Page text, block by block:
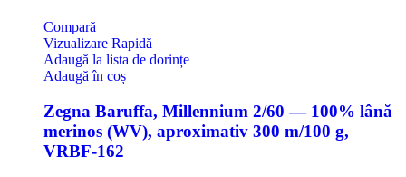
Compară
Vizualizare Rapidă
Adaugă la lista de dorințe
Adaugă în coș
Zegna Baruffa, Millennium 2/60 — 100% lână
merinos (WV), aproximativ 300 m/100 g,
VRBF-162